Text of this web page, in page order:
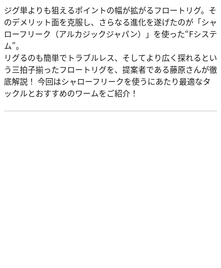
ジグ単よりも狙えるポイントの幅が拡がるフロートリグ。そ
のデメリット面を克服し、さらなる進化を遂げたのが「シャ
ローフリーク（アルカジックジャパン）」を使った“Fシステ
ム”。
リグるのも簡単でトラブルレス、そしてより広く探れるとい
う三拍子揃ったフロートリグを、提案者である藤原さんが徹
底解説！ 今回はシャローフリークを使うにあたり最適なタ
ックルとおすすめのワームをご紹介！